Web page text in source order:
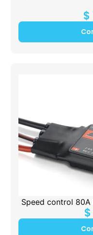
$
Speed control
$